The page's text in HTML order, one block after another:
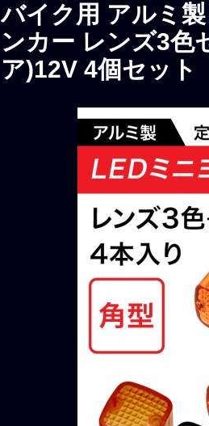
バイク用 アルミ
ンカー レンズ3色
ア)12V 4個セット